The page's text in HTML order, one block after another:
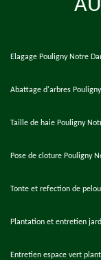
Elagage Pouligny Notre
Abattage d'arbres
Taille de haie Pouligny
Pose de cloture Pouligny
Tonte et refection de
Plantation et entretien
Entretien espace vert